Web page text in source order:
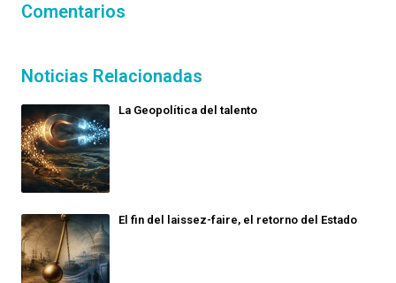
Comentarios
Noticias Relacionadas
La Geopolítica del talento
El fin del laissez-faire, el retorno del Estado